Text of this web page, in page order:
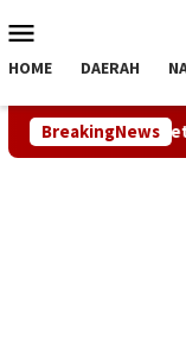
ke
kontenMobile
HOME DAERAH
BreakingNews
Segera Tetapkan